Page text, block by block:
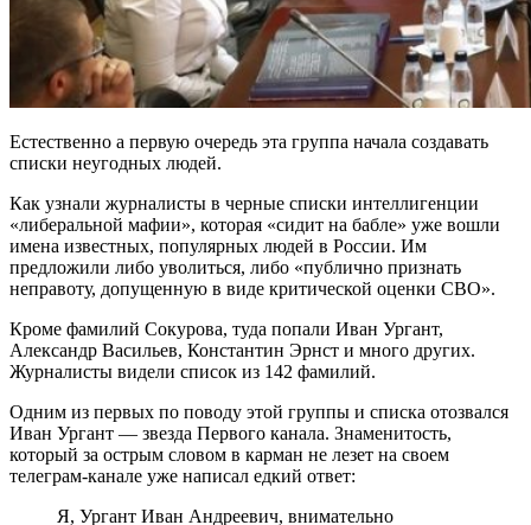
Естественно а первую очередь эта группа начала создавать
списки неугодных людей.
Как узнали журналисты в черные списки интеллигенции
«либеральной мафии», которая «сидит на бабле» уже вошли
имена известных, популярных людей в России. Им
предложили либо уволиться, либо «публично признать
неправоту, допущенную в виде критической оценки СВО».
Кроме фамилий Сокурова, туда попали Иван Ургант,
Александр Васильев, Константин Эрнст и много других.
Журналисты видели список из 142 фамилий.
Одним из первых по поводу этой группы и списка отозвался
Иван Ургант — звезда Первого канала. Знаменитость,
который за острым словом в карман не лезет на своем
телеграм-канале уже написал едкий ответ:
Я, Ургант Иван Андреевич, внимательно